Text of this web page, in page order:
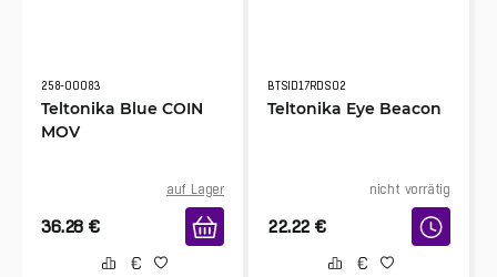
258-00083
Teltonika Blue COIN
MOV
auf Lager
36.28 €
BTSID17RDS02
Teltonika Eye Beacon
nicht vorrätig
22.22 €